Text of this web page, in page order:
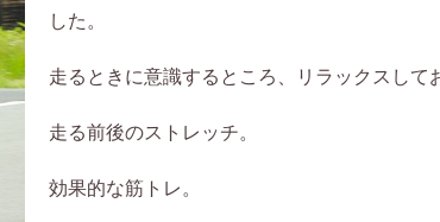
した。
走るときに意識するところ、リラックスして
走る前後のストレッチ。
効果的な筋トレ。